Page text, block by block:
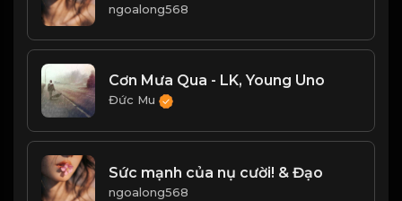
ngoalong568
Cơn Mưa Qua - LK, Young Uno
Đức Mu
Sức mạnh của nụ cười! & Đạo
ngoalong568